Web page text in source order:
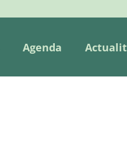
Agenda